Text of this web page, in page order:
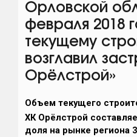
Орловской
февраля 2018
текущему
возглавил
Орёлстрой»
Объем текущего
ХК Орёлстрой
доля на рынке региона